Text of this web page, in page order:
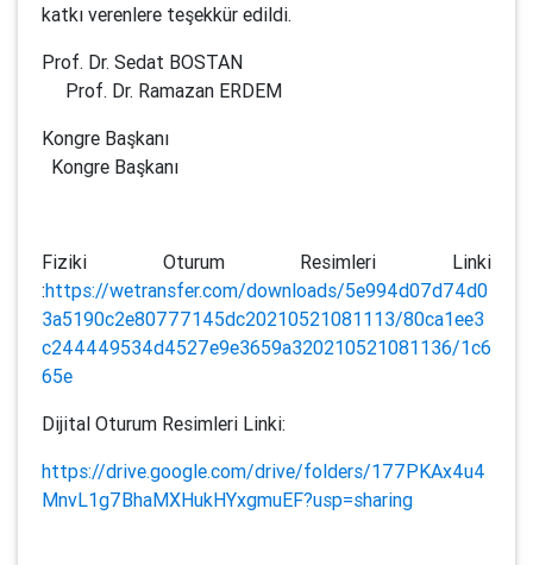
katkı verenlere teşekkür edildi.
Prof. Dr. Sedat BOSTAN
Prof. Dr. Ramazan ERDEM
Kongre Başkanı
Kongre Başkanı
Fiziki Oturum Resimleri Linki
:https://wetransfer.com/downloads/5e994d07d74d0
3a5190c2e80777145dc20210521081113/80ca1ee3
c244449534d4527e9e3659a320210521081136/1c6
65e
Dijital Oturum Resimleri Linki:
https://drive.google.com/drive/folders/177PKAx4u4
MnvL1g7BhaMXHukHYxgmuEF?usp=sharing